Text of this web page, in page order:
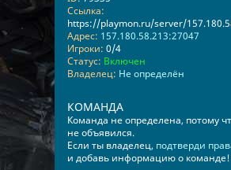
Ссылка:
https://playmon.ru/server/
Адрес: 157.180.58.213:27047
Игроки: 0/4
Статус: Включен
Владелец: Не определён
КОМАНДА
Команда не определена, потому
не объявился.
Если ты владелец, подтверди
и добавь информацию о команде!